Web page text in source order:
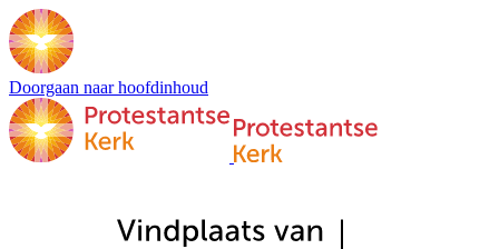
Doorgaan naar hoofdinhoud